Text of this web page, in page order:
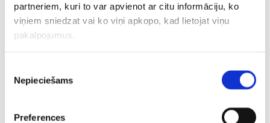
partneriem, kuri to var apvienot ar citu informāciju, ko
viņiem sniedzat vai ko viņi apkopo, kad lietojat viņu
pakalpojumus.
izvēle
Nepieciešams
Preferences
ka vairs nekad
Bolotņiks
ātrajā
gan acu